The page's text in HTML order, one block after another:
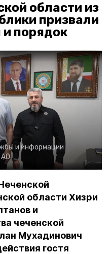
области из
призвали
порядок
и информации
АО
области Хизри
и
чеченской
Мухадинович
гостя